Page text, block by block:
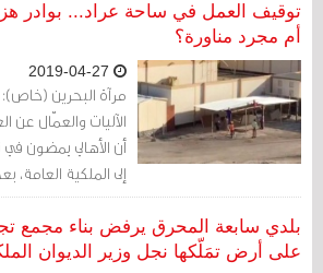
توقيف العمل في ساحة عراد... بوادر
أم مجرد مناورة؟
مرآة البحرين
الآليات والعمّال عن
أن الأهالي يمضون
إلى الملكية العامة،
خاصة.
بلدي سابعة المحرق يرفض بناء مجمع
على أرض تمَلّكها نجل وزير الديوان